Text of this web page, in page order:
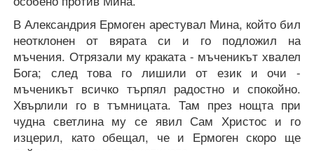
В Александрия Ермоген арестувал Мина, който бил
неотклонен от вярата си и го подложил на
мъчения. Отрязали му краката - мъченикът хвалел
Бога; след това го лишили от език и очи -
мъченикът всичко търпял радостно и спокойно.
Хвърлили го в тъмницата. Там през нощта при
чудна светлина му се явил Сам Христос и го
изцерил, като обещал, че и Ермоген скоро ще